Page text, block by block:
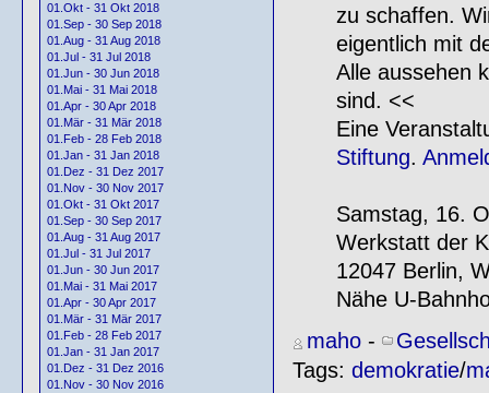
01.Okt - 31 Okt 2018
01.Sep - 30 Sep 2018
01.Aug - 31 Aug 2018
01.Jul - 31 Jul 2018
01.Jun - 30 Jun 2018
01.Mai - 31 Mai 2018
01.Apr - 30 Apr 2018
01.Mär - 31 Mär 2018
01.Feb - 28 Feb 2018
01.Jan - 31 Jan 2018
01.Dez - 31 Dez 2017
01.Nov - 30 Nov 2017
01.Okt - 31 Okt 2017
01.Sep - 30 Sep 2017
01.Aug - 31 Aug 2017
01.Jul - 31 Jul 2017
01.Jun - 30 Jun 2017
01.Mai - 31 Mai 2017
01.Apr - 30 Apr 2017
01.Mär - 31 Mär 2017
01.Feb - 28 Feb 2017
01.Jan - 31 Jan 2017
01.Dez - 31 Dez 2016
01.Nov - 30 Nov 2016
zu schaffen.
eigentlich mit
Alle aussehen
sind. <<
Eine
Stiftung.
Samstag, 16.
Werkstatt der
12047 Berlin,
Nähe U-
maho-
Tags: demokratie/